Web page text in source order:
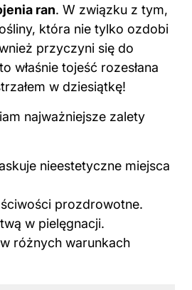
ran. W związku z tym,
która nie tylko ozdobi
przyczyni się do
właśnie tojeść rozesłana
w dziesiątkę!
najważniejsze zalety
nieestetyczne miejsca
prozdrowotne.
w pielęgnacji.
różnych warunkach